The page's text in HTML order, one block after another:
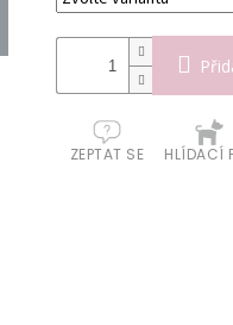
ZEPTAT SE HLÍDACÍ